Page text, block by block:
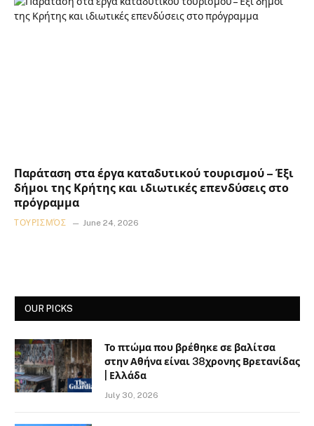
Παράταση στα έργα καταδυτικού τουρισμού – Έξι
δήμοι της Κρήτης και ιδιωτικές επενδύσεις στο
πρόγραμμα
ΤΟΥΡΙΣΜΌΣ June 24, 2026
OUR PICKS
Το πτώμα που βρέθηκε σε βαλίτσα
στην Αθήνα είναι 38χρονης Βρετανίδας
| Ελλάδα
July 30, 2026